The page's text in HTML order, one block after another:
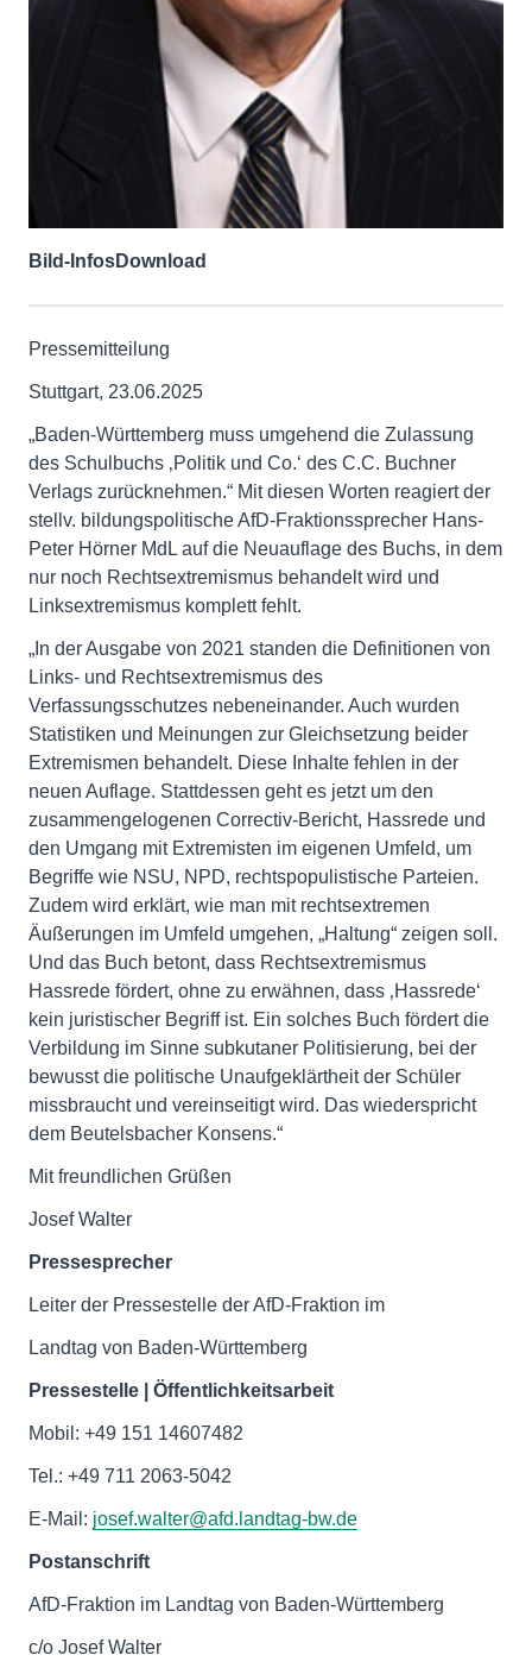
Bild-InfosDownload
Pressemitteilung
Stuttgart, 23.06.2025
„Baden-Württemberg muss umgehend die Zulassung
des Schulbuchs ‚Politik und Co.‘ des C.C. Buchner
Verlags zurücknehmen.“ Mit diesen Worten reagiert der
stellv. bildungspolitische AfD-Fraktionssprecher Hans-
Peter Hörner MdL auf die Neuauflage des Buchs, in dem
nur noch Rechtsextremismus behandelt wird und
Linksextremismus komplett fehlt.
„In der Ausgabe von 2021 standen die Definitionen von
Links- und Rechtsextremismus des
Verfassungsschutzes nebeneinander. Auch wurden
Statistiken und Meinungen zur Gleichsetzung beider
Extremismen behandelt. Diese Inhalte fehlen in der
neuen Auflage. Stattdessen geht es jetzt um den
zusammengelogenen Correctiv-Bericht, Hassrede und
den Umgang mit Extremisten im eigenen Umfeld, um
Begriffe wie NSU, NPD, rechtspopulistische Parteien.
Zudem wird erklärt, wie man mit rechtsextremen
Äußerungen im Umfeld umgehen, „Haltung“ zeigen soll.
Und das Buch betont, dass Rechtsextremismus
Hassrede fördert, ohne zu erwähnen, dass ‚Hassrede‘
kein juristischer Begriff ist. Ein solches Buch fördert die
Verbildung im Sinne subkutaner Politisierung, bei der
bewusst die politische Unaufgeklärtheit der Schüler
missbraucht und vereinseitigt wird. Das wiederspricht
dem Beutelsbacher Konsens.“
Mit freundlichen Grüßen
Josef Walter
Pressesprecher
Leiter der Pressestelle der AfD-Fraktion im
Landtag von Baden-Württemberg
Pressestelle | Öffentlichkeitsarbeit
Mobil: +49 151 14607482
Tel.: +49 711 2063-5042
E-Mail: josef.walter@afd.landtag-bw.de
Postanschrift
AfD-Fraktion im Landtag von Baden-Württemberg
c/o Josef Walter